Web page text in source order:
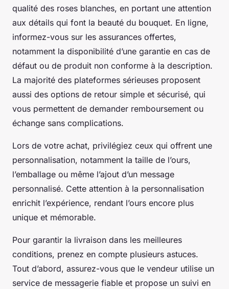
qualité des roses blanches, en portant une attention
aux détails qui font la beauté du bouquet. En ligne,
informez-vous sur les assurances offertes,
notamment la disponibilité d’une garantie en cas de
défaut ou de produit non conforme à la description.
La majorité des plateformes sérieuses proposent
aussi des options de retour simple et sécurisé, qui
vous permettent de demander remboursement ou
échange sans complications.
Lors de votre achat, privilégiez ceux qui offrent une
personnalisation, notamment la taille de l’ours,
l’emballage ou même l’ajout d’un message
personnalisé. Cette attention à la personnalisation
enrichit l’expérience, rendant l’ours encore plus
unique et mémorable.
Pour garantir la livraison dans les meilleures
conditions, prenez en compte plusieurs astuces.
Tout d’abord, assurez-vous que le vendeur utilise un
service de messagerie fiable et propose un suivi en